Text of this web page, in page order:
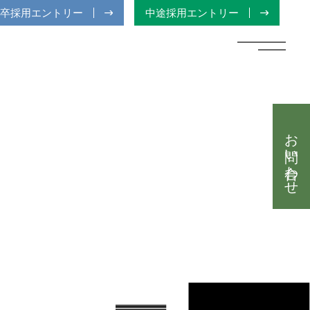
採用エントリー 中途採用エントリー
お問い合わせ